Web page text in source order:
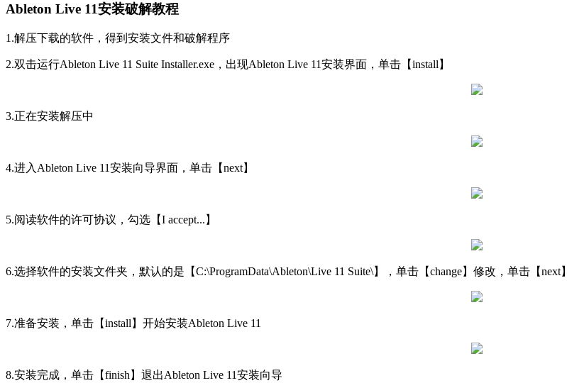
Ableton Live 11安装破解教程
1.解压下载的软件，得到安装文件和破解程序
2.双击运行Ableton Live 11 Suite Installer.exe，出现Ableton Live 11安装界面，单击【install】
3.正在安装解压中
4.进入Ableton Live 11安装向导界面，单击【next】
5.阅读软件的许可协议，勾选【I accept...】
6.选择软件的安装文件夹，默认的是【C:\ProgramData\Ableton\Live 11 Suite\】，单击【change】修改，单击【next】
7.准备安装，单击【install】开始安装Ableton Live 11
8.安装完成，单击【finish】退出Ableton Live 11安装向导